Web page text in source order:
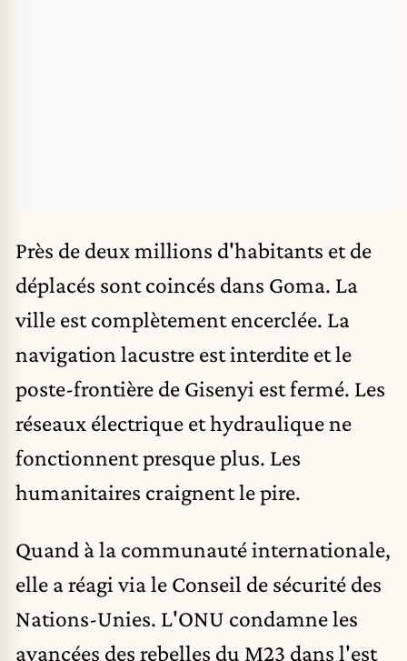
Près de deux millions d'habitants et de
déplacés sont coincés dans Goma. La
ville est complètement encerclée. La
navigation lacustre est interdite et le
poste-frontière de Gisenyi est fermé. Les
réseaux électrique et hydraulique ne
fonctionnent presque plus. Les
humanitaires craignent le pire.
Quand à la communauté internationale,
elle a réagi via le Conseil de sécurité des
Nations-Unies. L'ONU condamne les
avancées des rebelles du M23 dans l'est